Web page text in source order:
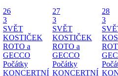
26
3
SVĚT
KOSTIČEK
ROTO a
GECCO
Počátky
KONCERTNÍ
27
3
SVĚT
KOSTIČEK
ROTO a
GECCO
Počátky
KONCERTNÍ
28
3